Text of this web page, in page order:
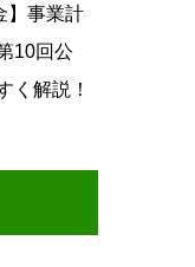
】事業計
10回公
く解説！